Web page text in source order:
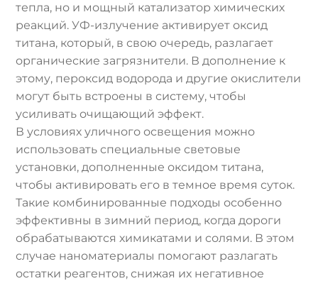
тепла, но и мощный катализатор химических
реакций. УФ-излучение активирует оксид
титана, который, в свою очередь, разлагает
органические загрязнители. В дополнение к
этому, пероксид водорода и другие окислители
могут быть встроены в систему, чтобы
усиливать очищающий эффект.
В условиях уличного освещения можно
использовать специальные световые
установки, дополненные оксидом титана,
чтобы активировать его в темное время суток.
Такие комбинированные подходы особенно
эффективны в зимний период, когда дороги
обрабатываются химикатами и солями. В этом
случае наноматериалы помогают разлагать
остатки реагентов, снижая их негативное